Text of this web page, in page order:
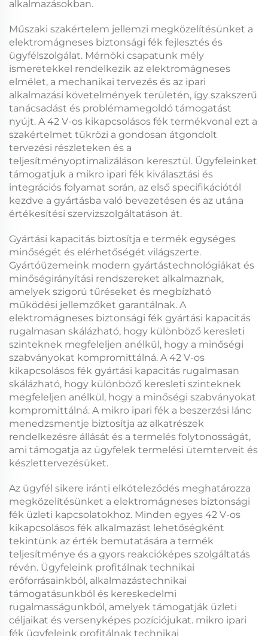
alkalmazásokban.
Műszaki szakértelem jellemzi megközelítésünket a
elektromágneses biztonsági fék fejlesztés és
ügyfélszolgálat. Mérnöki csapatunk mély
ismeretekkel rendelkezik az elektromágneses
elmélet, a mechanikai tervezés és az ipari
alkalmazási követelmények területén, így szakszerű
tanácsadást és problémamegoldó támogatást
nyújt. A 42 V-os kikapcsolásos fék termékvonal ezt a
szakértelmet tükrözi a gondosan átgondolt
tervezési részleteken és a
teljesítményoptimalizáláson keresztül. Ügyfeleinket
támogatjuk a mikro ipari fék kiválasztási és
integrációs folyamat során, az első specifikációtól
kezdve a gyártásba való bevezetésen és az utána
értékesítési szervizszolgáltatáson át.
Gyártási kapacitás biztosítja e termék egységes
minőségét és elérhetőségét világszerte.
Gyártóüzemeink modern gyártástechnológiákat és
minőségirányítási rendszereket alkalmaznak,
amelyek szigorú tűréseket és megbízható
működési jellemzőket garantálnak. A
elektromágneses biztonsági fék gyártási kapacitás
rugalmasan skálázható, hogy különböző keresleti
szinteknek megfeleljen anélkül, hogy a minőségi
szabványokat kompromittálná. A 42 V-os
kikapcsolásos fék gyártási kapacitás rugalmasan
skálázható, hogy különböző keresleti szinteknek
megfeleljen anélkül, hogy a minőségi szabványokat
kompromittálná. A mikro ipari fék a beszerzési lánc
menedzsmentje biztosítja az alkatrészek
rendelkezésre állását és a termelés folytonosságát,
ami támogatja az ügyfelek termelési ütemterveit és
készlettervezésüket.
Az ügyfél sikere iránti elköteleződés meghatározza
megközelítésünket a elektromágneses biztonsági
fék üzleti kapcsolatokhoz. Minden egyes 42 V-os
kikapcsolásos fék alkalmazást lehetőségként
tekintünk az érték bemutatására a termék
teljesítménye és a gyors reakcióképes szolgáltatás
révén. Ügyfeleink profitálnak technikai
erőforrásainkból, alkalmazástechnikai
támogatásunkból és kereskedelmi
rugalmasságunkból, amelyek támogatják üzleti
céljaikat és versenyképes pozíciójukat. mikro ipari
fék ügyfeleink profitálnak technikai